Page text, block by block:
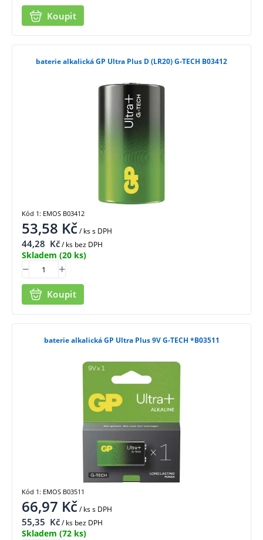
Koupit
baterie alkalická GP Ultra Plus D (LR20) G-TECH B03412
53,58 Kč/ kss DPH
44,28 Kč/ ks bez DPH
Skladem (20 ks)
Koupit
Kód 1: EMOS B03412
baterie alkalická GP Ultra Plus 9V G-TECH *B03511
66,97 Kč/ kss DPH
55,35 Kč/ ks bez DPH
Skladem (72 ks)
Kód 1: EMOS B03511